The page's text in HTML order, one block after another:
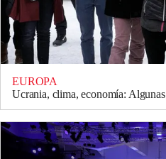
EUROPA
Ucrania, clima, economía: